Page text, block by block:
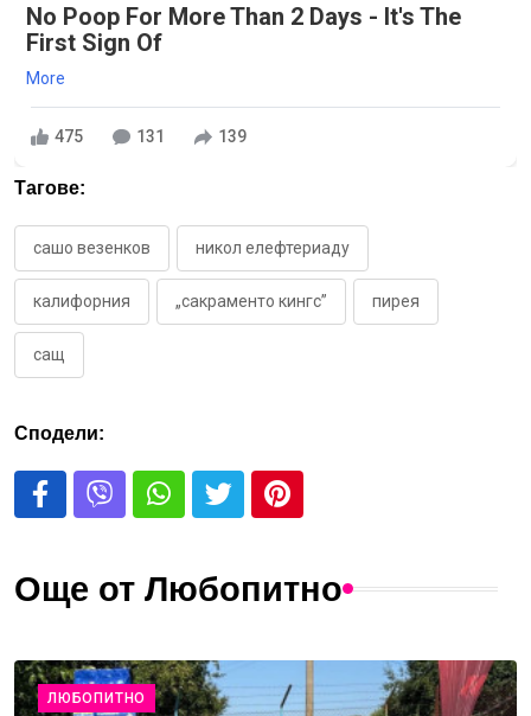
No Poop For More Than 2 Days - It's The
First Sign Of
More
475 131 139
Тагове:
сашо везенков никол елефтериаду
калифорния „сакраменто кингс” пирея
сащ
Сподели:
Още от Любопитно
ЛЮБОПИТНО